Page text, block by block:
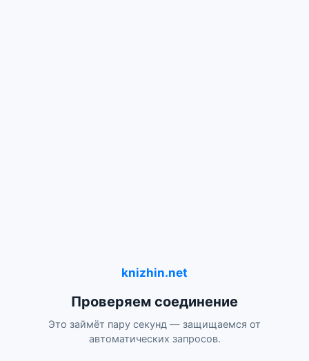
knizhin.net
Проверяем соединение
Это займёт пару секунд — защищаемся от
автоматических запросов.